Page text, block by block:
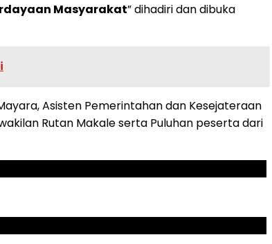
Masyarakat” dihadiri dan dibuka
Asisten Pemerintahan dan Kesejateraan
Rutan Makale serta Puluhan peserta dari